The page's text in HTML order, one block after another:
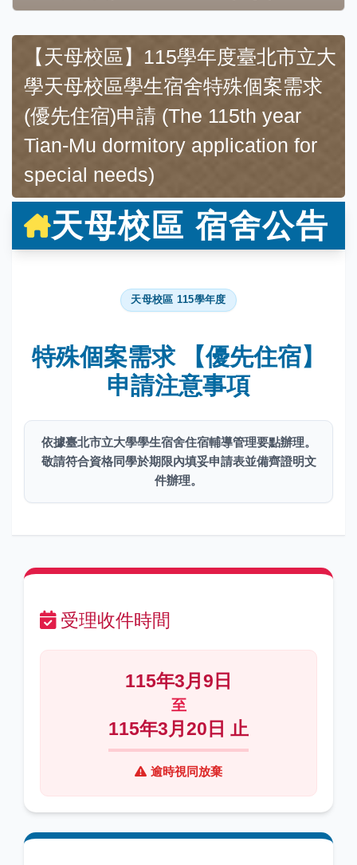
【天母校區】115學年度臺北市立大
學天母校區學生宿舍特殊個案需求
(優先住宿)申請 (The 115th year
Tian-Mu dormitory application for
special needs)
天母校區 宿舍公告
天母校區 115學年度
特殊個案需求【優先住宿】
申請注意事項
依據臺北市立大學學生宿舍住宿輔導管理要點辦理。
敬請符合資格同學於期限內填妥申請表並備齊證明文
件辦理。
受理收件時間
115年3月9日
至
115年3月20日 止
逾時視同放棄